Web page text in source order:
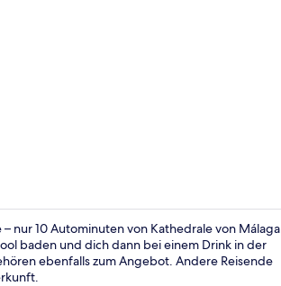
nur 10 Autominuten von Kathedrale von Málaga
baden und dich dann bei einem Drink in der
ebenfalls zum Angebot. Andere Reisende